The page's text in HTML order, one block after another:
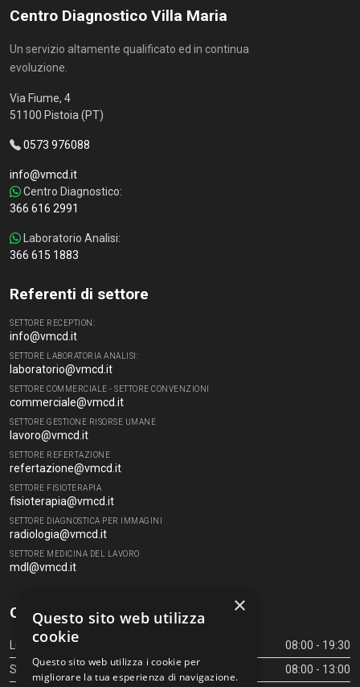
Centro Diagnostico Villa Maria
Un servizio altamente qualificato ed in continua
evoluzione.
Via Fiume, 4
51100 Pistoia (PT)
0573 976088
info@vmcd.it
Centro Diagnostico:
366 616 2991
Laboratorio Analisi:
366 615 1883
Referenti di settore
SETTORE RECEPTION:
info@vmcd.it
SETTORE LABORATORIA ANALISI:
laboratorio@vmcd.it
SETTORE COMMERCIALE - SETTORE CONVENZIONI
commerciale@vmcd.it
SETTORE GESTIONE RISORSE UMANE
lavoro@vmcd.it
SETTORE REFERTAZIONE
refertazione@vmcd.it
SETTORE FISIOTERAPIA
fisioterapia@vmcd.it
SETTORE DIAGNOSTICA PER IMMAGINI
radiologia@vmcd.it
SETTORE MEDICINA DEL LAVORO
mdl@vmcd.it
Orari Centro Diagnostico
Lunedì - Venerdì
08:00 - 19:30
Sabato
08:00 - 13:00
×
Questo sito web utilizza
cookie
Questo sito web utilizza i cookie per
migliorare la tua esperienza di navigazione.